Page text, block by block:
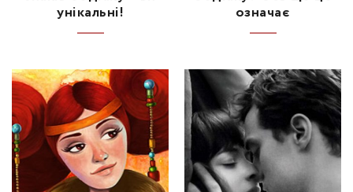
унікальні!
означає